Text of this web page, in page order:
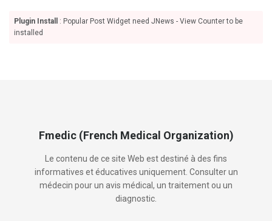
Plugin Install
: Popular Post Widget need JNews - View Counter to be
installed
Fmedic (French Medical Organization)
Le contenu de ce site Web est destiné à des fins
informatives et éducatives uniquement. Consulter un
médecin pour un avis médical, un traitement ou un
diagnostic.